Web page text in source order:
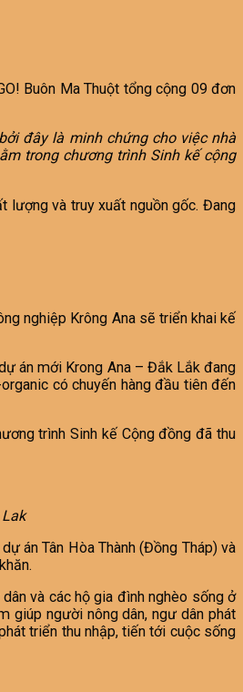
Buôn Ma Thuột tổng cộng 09 đơn
đây là minh chứng cho việc nhà
trong chương trình Sinh kế cộng
lượng và truy xuất nguồn gốc. Đang
nghiệp Krông Ana sẽ triển khai kế
án mới Krong Ana – Đắk Lắk đang
có chuyến hàng đầu tiên đến
trình Sinh kế Cộng đồng đã thu
án Tân Hòa Thành (Đồng Tháp) và
và các hộ gia đình nghèo sống ở
giúp người nông dân, ngư dân phát
triển thu nhập, tiến tới cuộc sống